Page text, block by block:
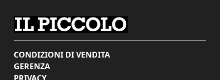
CONDIZIONI DI VENDITA
GERENZA